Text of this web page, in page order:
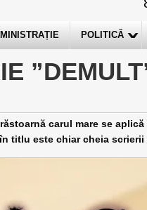
POLITICĂ
carul mare se
titlu este chiar cheia scrierii